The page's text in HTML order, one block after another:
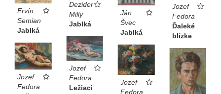
Ervín
Semian
Jablká
Dezider
Milly
Jablká
Ján
Švec
Jablká
Jozef
Fedora
Ďaleké
blízke
Jozef
Fedora
Ležiaci
Jozef
Fedora
Jozef
Fedora